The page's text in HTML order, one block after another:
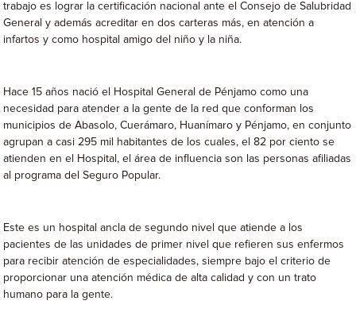
trabajo es lograr la certificación nacional ante el Consejo de Salubridad
General y además acreditar en dos carteras más, en atención a
infartos y como hospital amigo del niño y la niña.
Hace 15 años nació el Hospital General de Pénjamo como una
necesidad para atender a la gente de la red que conforman los
municipios de Abasolo, Cuerámaro, Huanímaro y Pénjamo, en conjunto
agrupan a casi 295 mil habitantes de los cuales, el 82 por ciento se
atienden en el Hospital, el área de influencia son las personas afiliadas
al programa del Seguro Popular.
Este es un hospital ancla de segundo nivel que atiende a los
pacientes de las unidades de primer nivel que refieren sus enfermos
para recibir atención de especialidades, siempre bajo el criterio de
proporcionar una atención médica de alta calidad y con un trato
humano para la gente.